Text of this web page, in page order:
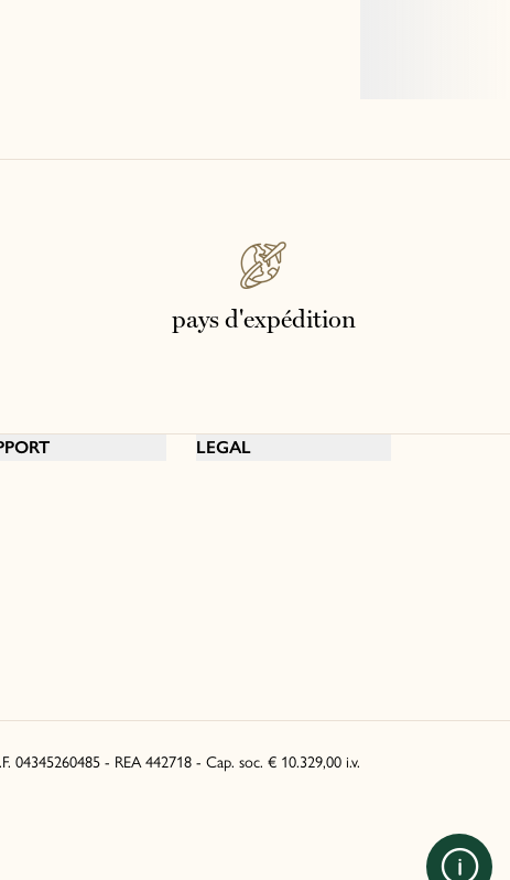
pays d'expédition
LEGAL
- REA 442718 - Cap. soc. € 10.329,00 i.v.